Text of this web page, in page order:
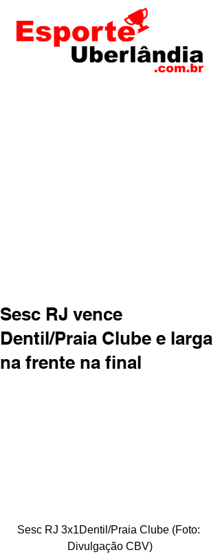
Sesc RJ vence
Dentil/Praia Clube e larga
na frente na final
Sesc RJ 3x1Dentil/Praia Clube (Foto:
Divulgação CBV)